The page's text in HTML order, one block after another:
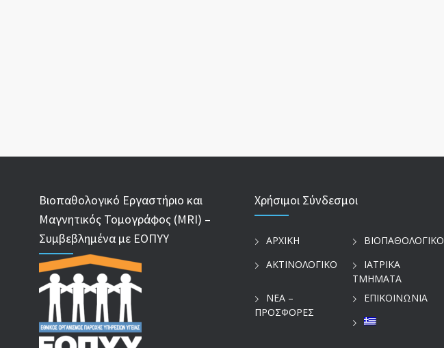
Βιοπαθολογικό Εργαστήριο και
Μαγνητικός Τομογράφος (MRI) –
Συμβεβλημένα με ΕΟΠΥΥ
Χρήσιμοι Σύνδεσμοι
ΑΡΧΙΚΗ
ΒΙΟΠΑΘΟΛΟΓΙΚΟ
ΑΚΤΙΝΟΛΟΓΙΚΟ
ΙΑΤΡΙΚΑ
ΤΜΗΜΑΤΑ
ΝΕΑ –
ΠΡΟΣΦΟΡΕΣ
ΕΠΙΚΟΙΝΩΝΙΑ